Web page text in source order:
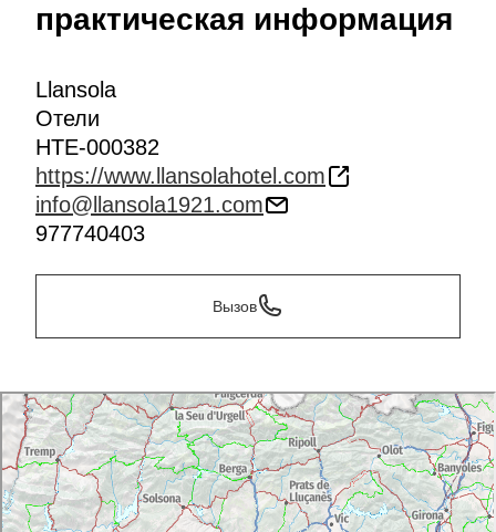
практическая информация
Llansola
Отели
HTE-000382
https://www.llansolahotel.com
info@llansola1921.com
977740403
Вызов